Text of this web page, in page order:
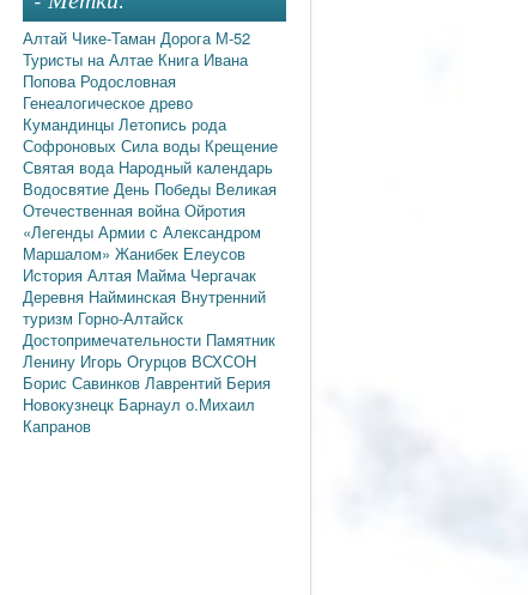
Алтай Чике-Таман Дорога М-52
Туристы на Алтае Книга Ивана
Попова Родословная
Генеалогическое древо
Кумандинцы Летопись рода
Софроновых Сила воды Крещение
Святая вода Народный календарь
Водосвятие День Победы Великая
Отечественная войнаОйротия
«Легенды Армии с Александром
Маршалом» Жанибек Елеусов
История Алтая Майма Чергачак
Деревня Найминская Внутренний
туризм Горно-Алтайск
Достопримечательности Памятник
Ленину Игорь Огурцов ВСХСОН
Борис Савинков Лаврентий Берия
Новокузнецк Барнаул о.Михаил
Капранов